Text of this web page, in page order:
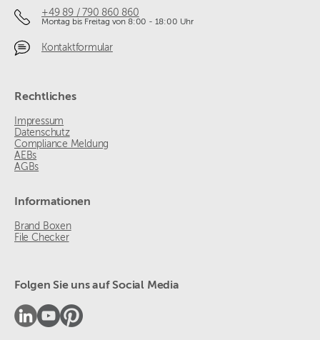
+49 89 / 790 860 860
Montag bis Freitag von 8:00 - 18:00 Uhr
Kontaktformular
Rechtliches
Impressum
Datenschutz
Compliance Meldung
AEBs
AGBs
Informationen
Brand Boxen
File Checker
Folgen Sie uns auf Social Media